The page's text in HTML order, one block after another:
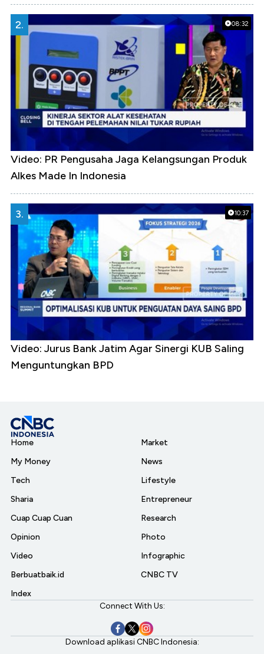
08:32
2.
Video: PR Pengusaha Jaga Kelangsungan Produk
Alkes Made In Indonesia
10:37
3.
Video: Jurus Bank Jatim Agar Sinergi KUB Saling
Menguntungkan BPD
Home
My Money
Tech
Sharia
Cuap Cuap Cuan
Opinion
Video
Berbuatbaik.id
Index
Market
News
Lifestyle
Entrepreneur
Research
Photo
Infographic
CNBC TV
Connect With Us:
Download aplikasi CNBC Indonesia: